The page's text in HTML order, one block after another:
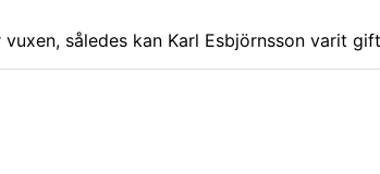
således kan Karl Esbjörnsson varit